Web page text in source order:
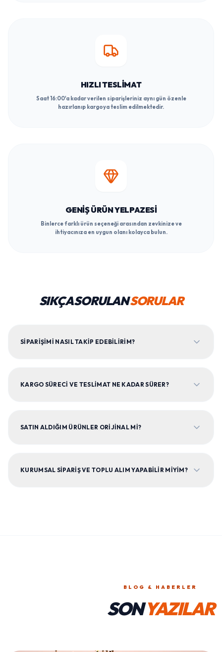
HIZLI TESLIMAT
Saat 16:00'a kadar verilen siparişleriniz aynı gün özenle
hazırlanıp kargoya teslim edilmektedir.
GENIŞ ÜRÜN YELPAZESI
Binlerce farklı ürün seçeneği arasından zevkinize ve
ihtiyacınıza en uygun olanı kolayca bulun.
SIKÇA SORULANSORULAR
SIPARIŞIMI NASIL TAKIP EDEBILIRIM?
KARGO SÜRECI VE TESLIMAT NE KADAR SÜRER?
SATIN ALDIĞIM ÜRÜNLER ORIJINAL MI?
KURUMSAL SIPARIŞ VE TOPLU ALIM YAPABILIR MIYIM?
BLOG & HABERLER
SONYAZILAR